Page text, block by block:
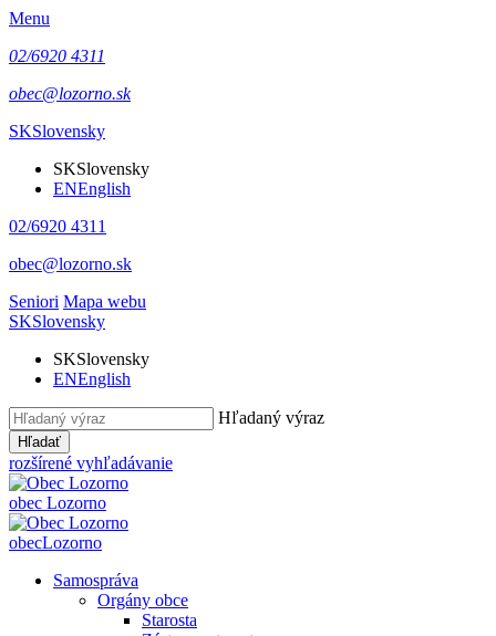
Menu
02/6920 4311
obec@lozorno.sk
SKSlovensky
SKSlovensky
ENEnglish
02/6920 4311
obec@lozorno.sk
Seniori Mapa webu
SKSlovensky
SKSlovensky
ENEnglish
Hľadaný výraz
Hľadať
rozšírené vyhľadávanie
obec Lozorno
obecLozorno
Samospráva
Orgány obce
Starosta